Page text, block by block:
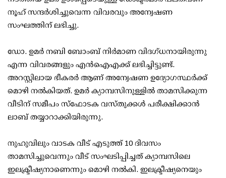
നൂഹ് സന്ദര്‍ശിച്ചുവെന്ന വിവരവും അന്വേഷണ
സംഘത്തിന് ലഭിച്ചു.
ഡോ. ഉമര്‍ നബി ബോംബ് നിര്‍മാണ വിദഗ്ധനായിരുന്നു
എന്ന വിവരങ്ങളും എന്‍ഐഎക്ക് ലഭിച്ചിട്ടുണ്ട്.
അറസ്റ്റിലായ ഭീകരര്‍ ആണ് അന്വേഷണ ഉദ്യോഗസ്ഥര്‍ക്ക്
മൊഴി നല്‍കിയത്. ഉമര്‍ ക്യാമ്പസിനുള്ളില്‍ താമസിക്കുന്ന
വീടിന് സമീപം സ്‌ഫോടക വസ്തുക്കള്‍ പരീക്ഷിക്കാന്‍
ലാബ് തയ്യാറാക്കിയിരുന്നു.
നുഹുവിലും വാടക വീട് എടുത്ത് 10 ദിവസം
താമസിച്ചുവെന്നും വീട് സംഘടിപ്പിച്ചത് ക്യാമ്പസിലെ
ഇലക്ട്രീഷ്യനാണെന്നും മൊഴി നല്‍കി. ഇലക്ട്രീഷ്യനെയും